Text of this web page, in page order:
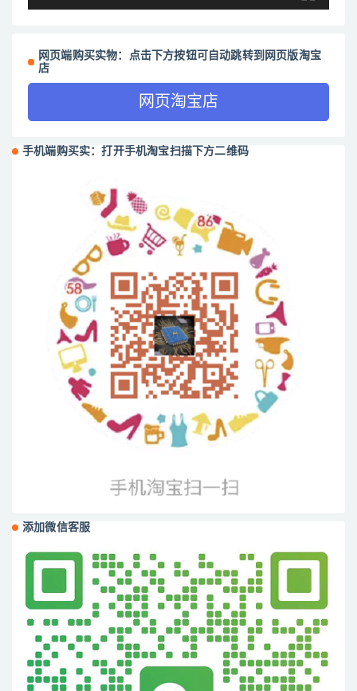
网页端购买实物：点击下方按钮可自动跳转到网页版淘宝
店
网页淘宝店
手机端购买实：打开手机淘宝扫描下方二维码
添加微信客服